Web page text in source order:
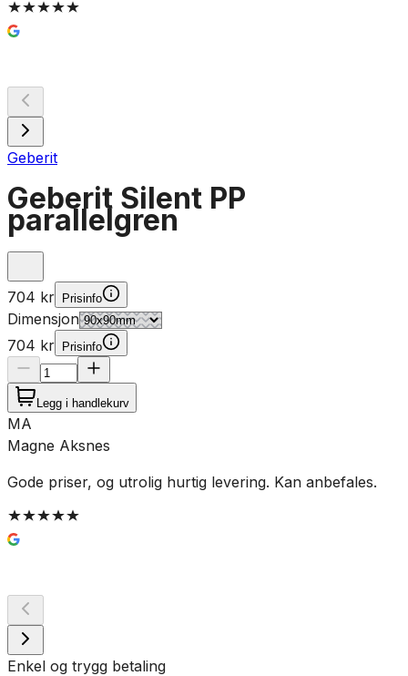
Geberit
Geberit Silent PP
parallelgren
704 kr Prisinfo
Dimensjon
704 kr
Prisinfo
Legg i handlekurv
MA
Magne Aksnes
Gode priser, og utrolig hurtig levering. Kan anbefales.
Enkel og trygg betaling